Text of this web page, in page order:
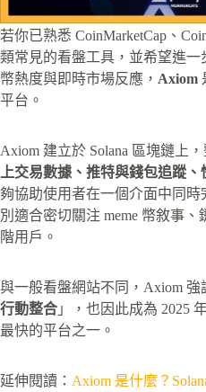
若你已熟悉 CoinMarketCap、
類常見的看盤工具，並希望進
幣熱度與即時市場反應， Axiom
平台。
Axiom 建立於 Solana 區塊鏈上
上交易數據、推特與錢包追蹤、
夠協助使用者在一個介面中同
別適合密切關注 meme 幣敘事
階用戶。
與一般看盤網站不同，Axiom 強
行動整合 」，也因此成為 2025
最快的平台之一。
延伸閱讀： Axiom 是什麼？